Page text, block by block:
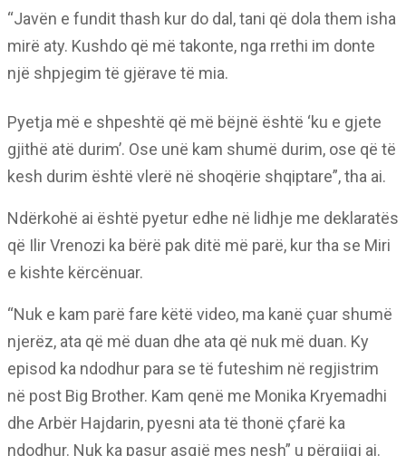
“Javën e fundit thash kur do dal, tani që dola them isha
mirë aty. Kushdo që më takonte, nga rrethi im donte
një shpjegim të gjërave të mia.
Pyetja më e shpeshtë që më bëjnë është ‘ku e gjete
gjithë atë durim’. Ose unë kam shumë durim, ose që të
kesh durim është vlerë në shoqërie shqiptare”, tha ai.
Ndërkohë ai është pyetur edhe në lidhje me deklaratës
që Ilir Vrenozi ka bërë pak ditë më parë, kur tha se Miri
e kishte kërcënuar.
“Nuk e kam parë fare këtë video, ma kanë çuar shumë
njerëz, ata që më duan dhe ata që nuk më duan. Ky
episod ka ndodhur para se të futeshim në regjistrim
në post Big Brother. Kam qenë me Monika Kryemadhi
dhe Arbër Hajdarin, pyesni ata të thonë çfarë ka
ndodhur. Nuk ka pasur asgjë mes nesh” u përgjigj ai.